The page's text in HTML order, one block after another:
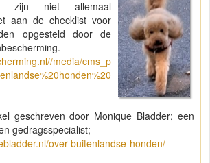
zijn niet allemaal
aan de checklist voor
opgesteld door de
media/cms_p
geschreven door Monique Bladder; een
gedragsspecialist;
over-buitenlandse-honden/